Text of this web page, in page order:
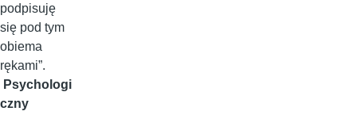
podpisuję
się pod tym
obiema
rękami”.
Psychologi
czny